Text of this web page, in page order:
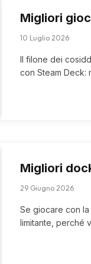
Migliori
10 Luglio 2026
Il filone dei
con Steam Deck:
Migliori
29 Giugno 2026
Se giocare con
limitante, perché